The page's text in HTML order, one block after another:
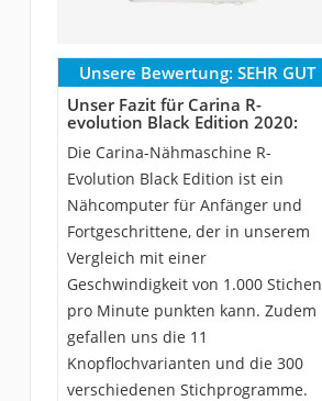
Unsere Bewertung: SEHR GUT
Unser Fazit für Carina R-
evolution Black Edition 2020:
Die Carina-Nähmaschine R-
Evolution Black Edition ist ein
Nähcomputer für Anfänger und
Fortgeschrittene, der in unserem
Vergleich mit einer
Geschwindigkeit von 1.000 Stichen
pro Minute punkten kann. Zudem
gefallen uns die 11
Knopflochvarianten und die 300
verschiedenen Stichprogramme.